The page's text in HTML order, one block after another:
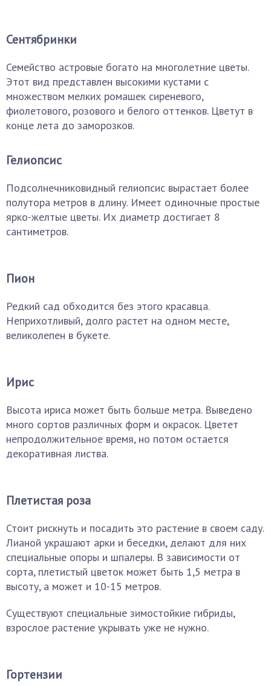
Сентябринки
Семейство астровые богато на многолетние цветы.
Этот вид представлен высокими кустами с
множеством мелких ромашек сиреневого,
фиолетового, розового и белого оттенков. Цветут в
конце лета до заморозков.
Гелиопсис
Подсолнечниковидный гелиопсис вырастает более
полутора метров в длину. Имеет одиночные простые
ярко-желтые цветы. Их диаметр достигает 8
сантиметров.
Пион
Редкий сад обходится без этого красавца.
Неприхотливый, долго растет на одном месте,
великолепен в букете.
Ирис
Высота ириса может быть больше метра. Выведено
много сортов различных форм и окрасок. Цветет
непродолжительное время, но потом остается
декоративная листва.
Плетистая роза
Стоит рискнуть и посадить это растение в своем саду.
Лианой украшают арки и беседки, делают для них
специальные опоры и шпалеры. В зависимости от
сорта, плетистый цветок может быть 1,5 метра в
высоту, а может и 10-15 метров.
Существуют специальные зимостойкие гибриды,
взрослое растение укрывать уже не нужно.
Гортензии